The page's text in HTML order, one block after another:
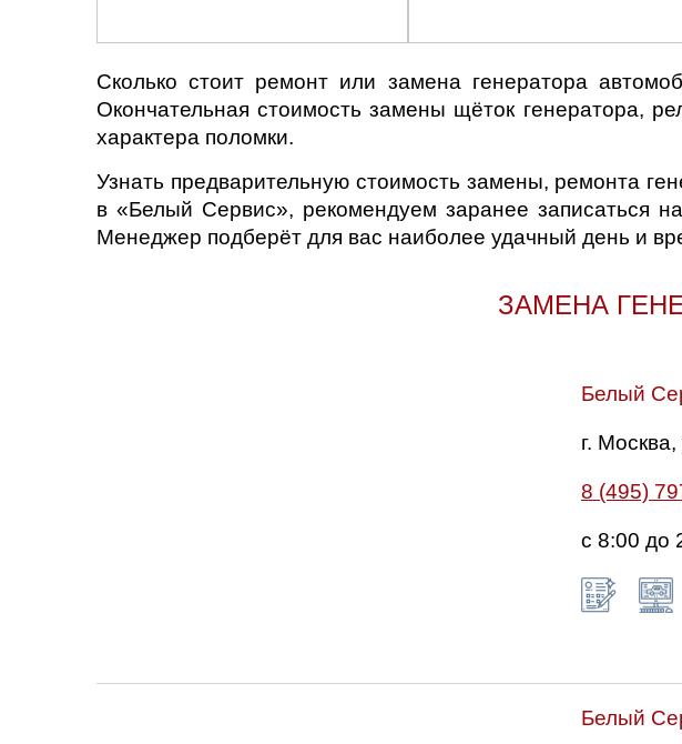
Сколько стоит ремонт или замена генератора
Окончательная стоимость замены щёток генератора,
характера поломки.
Узнать предварительную стоимость замены, ремонта
в «Белый Сервис», рекомендуем заранее записаться
Менеджер подберёт для вас наиболее удачный день и
ЗАМЕНА
Белый
г.
8 (495)
с 8:00 до
Белый